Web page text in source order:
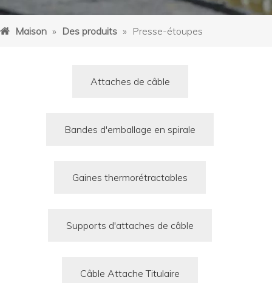
Maison » Des produits » Presse-étoupes
Attaches de câble
Bandes d'emballage en spirale
Gaines thermorétractables
Supports d'attaches de câble
Câble Attache Titulaire